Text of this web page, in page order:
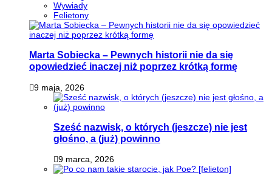
Wywiady
Felietony
Marta Sobiecka – Pewnych historii nie da się
opowiedzieć inaczej niż poprzez krótką formę
9 maja, 2026
Sześć nazwisk, o których (jeszcze) nie jest
głośno, a (już) powinno
9 marca, 2026